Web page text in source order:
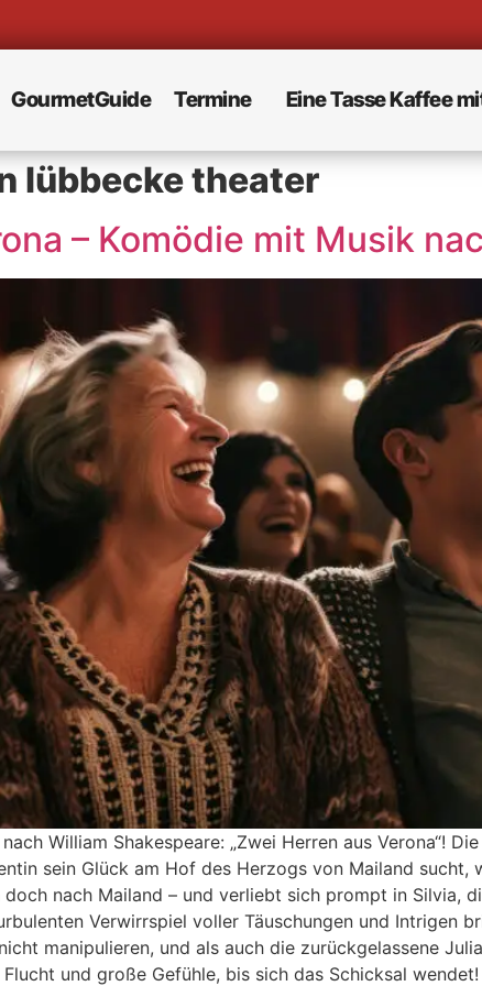
GourmetGuide Termine Eine Tasse Kaffee
lübbecke theater
– Komödie mit Musik
William Shakespeare: „Zwei Herren aus Verona“!
sein Glück am Hof des Herzogs von Mailand
nach Mailand – und verliebt sich prompt in Silvia,
Verwirrspiel voller Täuschungen und Intrigen
manipulieren, und als auch die zurückgelassene
und große Gefühle, bis sich das Schicksal